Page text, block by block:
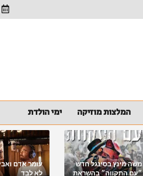
המלצות מוזיקה ימי הולדת
משה מינץ בסינגל חדש
״עם התקווה״ בהשראת
עומר אדם
לא לבד